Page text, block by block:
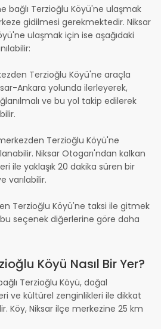
bağlı Terzioğlu Köyü'ne ulaşmak
gidilmesi gerekmektedir. Niksar
ulaşmak için ise aşağıdaki
Terzioğlu Köyü'ne araçla
Ankara yolunda ilerleyerek,
ve bu yol takip edilerek
Terzioğlu Köyü'ne
Niksar Otogarı'ndan kalkan
ile yaklaşık 20 dakika süren bir
varılabilir.
Terzioğlu Köyü'ne taksi ile gitmek
seçenek diğerlerine göre daha
Köyü Nasıl Bir Yer?
Terzioğlu Köyü, doğal
ve kültürel zenginlikleri ile dikkat
Köy, Niksar ilçe merkezine 25 km